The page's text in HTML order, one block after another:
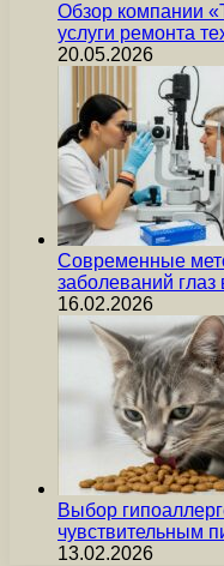
Обзор компании
услуги ремонта
20.05.2026
Современные
заболеваний
16.02.2026
Выбор
чувствительным
13.02.2026